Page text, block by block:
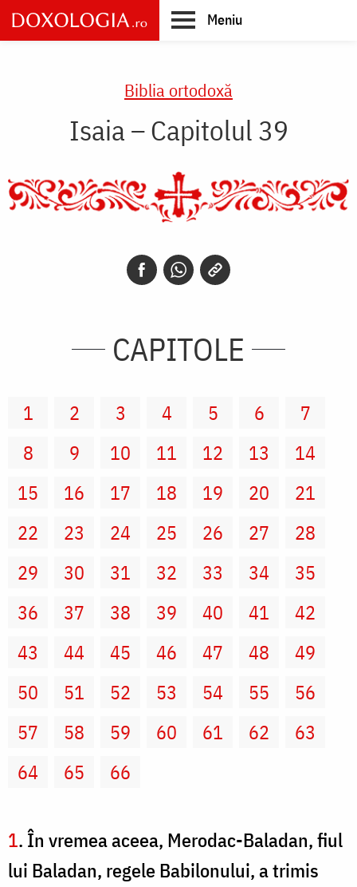
Skip
to
main
Meniu
Biblia ortodoxă
Isaia – Capitolul 39
CAPITOLE
1 2 3 4 5 6
7
8
9 10 11 12 13
14
15
16 17 18 19 20
21
22
23 24 25 26 27
28
29
30 31 32 33 34
35
36
37 38 39 40 41
42
43
44 45 46 47 48
49
50
51 52 53 54 55
56
57
58 59 60 61 62
63
64
65 66
1. În vremea aceea, Merodac-Baladan, fiul
lui Baladan, regele Babilonului, a trimis